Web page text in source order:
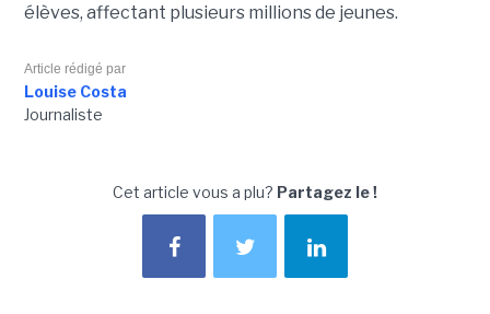
élèves, affectant plusieurs millions de jeunes.
Article rédigé par
Louise Costa
Journaliste
Cet article vous a plu? Partagez le !